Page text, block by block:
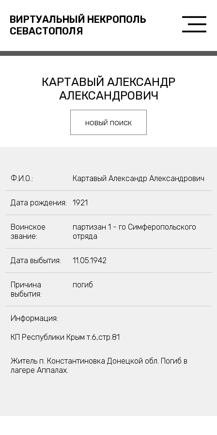
ВИРТУАЛЬНЫЙ НЕКРОПОЛЬ
СЕВАСТОПОЛЯ
КАРТАВЫЙ АЛЕКСАНДР
АЛЕКСАНДРОВИЧ
новый поиск
Ф.И.О.: Картавый Александр Александрович
Дата рождения: 1921
Воинское
звание:
партизан 1 - го Симферопольского
отряда
Дата выбытия: 11.05.1942
Причина
выбытия:
погиб
Информация:
КП Республики Крым т.6,стр.81
Житель п. Константиновка Донецкой обл. Погиб в
лагере Аппалах.